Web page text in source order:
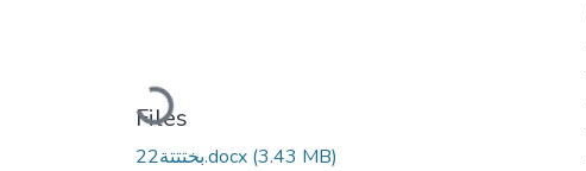
Loading...
Files
بختتتة22.docx (3.43 MB)